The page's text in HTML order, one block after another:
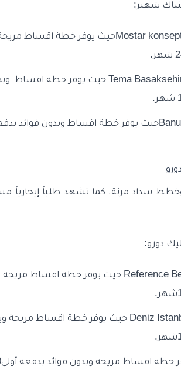
شهير:
سداد مرنة، كما تشهد طلباً إيجارياً
دوزو: